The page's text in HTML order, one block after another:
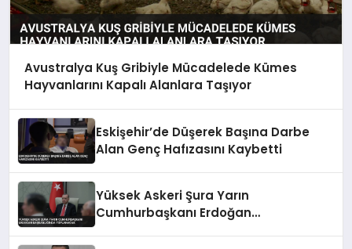
Avustralya Kuş Gribiyle Mücadelede Kümes
Hayvanlarını Kapalı Alanlara Taşıyor
Eskişehir’de Düşerek Başına Darbe
Alan Genç Hafızasını Kaybetti
Yüksek Askeri Şura Yarın
Cumhurbaşkanı Erdoğan